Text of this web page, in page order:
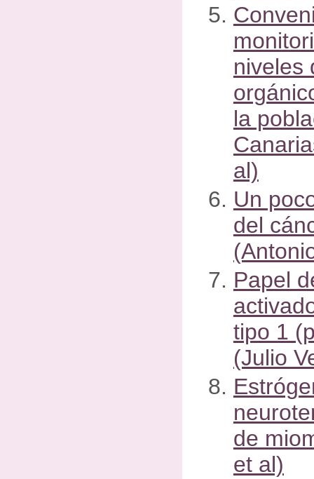
niveles
la
al)
Un
del
Papel
tipo 1
(Julio
de
et al)